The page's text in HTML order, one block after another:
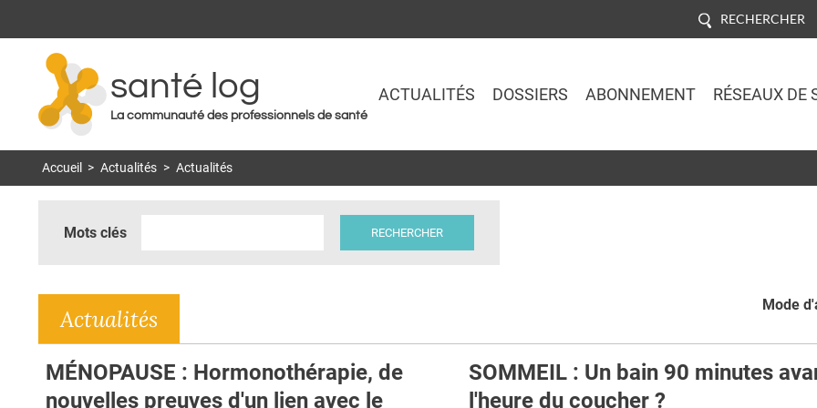
RECHERCHER
santé log
La communauté des professionnels de santé
ACTUALITÉS DOSSIERS ABONNEMENT RÉSEAUX DE
Accueil > Actualités > Actualités
Mots clés
Mode
Actualités
MÉNOPAUSE : Hormonothérapie, de
nouvelles preuves d'un lien avec le
SOMMEIL : Un bain 90 minutes
l'heure du coucher ?